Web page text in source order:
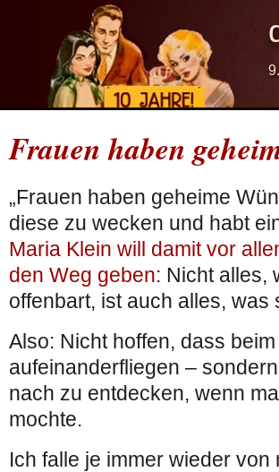
Frauen haben
„Frauen haben geheime
diese zu wecken und habt
Maria Klein will damit vor
den Weg geben: Nicht alles,
offenbart, ist auch alles, was
Also: Nicht hoffen, dass
aufeinanderfliegen –
nach zu entdecken, wenn
mochte.
Ich falle je immer wieder